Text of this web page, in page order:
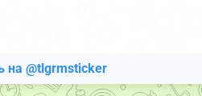
на @tlgrmsticker